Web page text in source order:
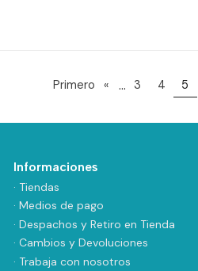
Primero « ... 3 4 5
Informaciones
· Tiendas
· Medios de pago
· Despachos y Retiro en Tienda
· Cambios y Devoluciones
· Trabaja con nosotros